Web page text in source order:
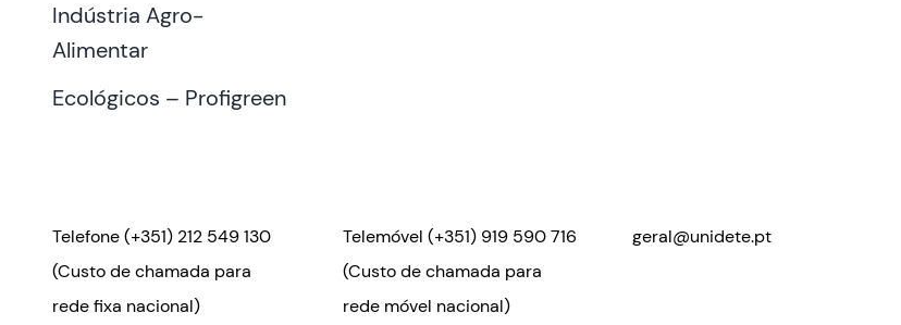
Indústria Agro-
Alimentar
Ecológicos – Profigreen
Telefone(+351) 212 549 130
(Custo de chamada para
rede fixa nacional)
Telemóvel (+351) 919 590 716
(Custo de chamada para
rede móvel nacional)
geral@unidete.pt